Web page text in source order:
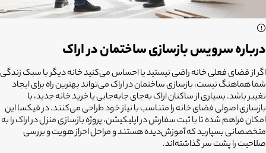
درباره سرویس بازسازی ساختمان در اراک
اگر از فضای فعلی خانه راضی نیستید یا احساس می‌کنید خانه دیگر با سبک زندگی
شما هماهنگ نیست،بازسازی ساختمان در اراکمی‌تواند بهترین راه برای ایجاد
تغییر باشد. بسیاری از ساکنان اراک به‌جای جابه‌جایی یا خرید خانه جدید، با
بازسازی اصولی فضای خانه را متناسب با نیاز خود طراحی می‌کنند. در فیکسا این
امکان فراهم شده تا با ثبت سفارش در اپلیکیشن، پروژه بازسازی منزل در اراک را به
متخصصانی بسپارید که آموزش‌دیده هستند و مراحل احراز هویت و بررسی
صلاحیت را پشت سر گذاشته‌اند.